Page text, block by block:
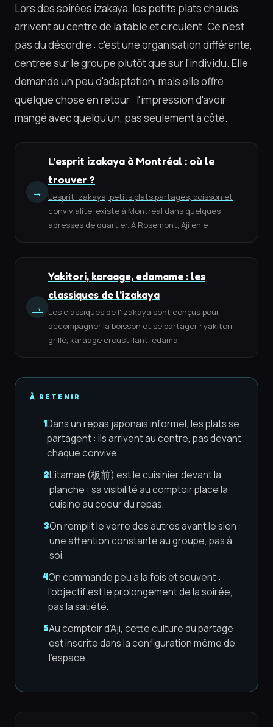
Lors des soirées izakaya, les petits plats chauds
arrivent au centre de la table et circulent. Ce n'est
pas du désordre : c'est une organisation différente,
centrée sur le groupe plutôt que sur l'individu. Elle
demande un peu d'adaptation, mais elle offre
quelque chose en retour : l'impression d'avoir
mangé avec quelqu'un, pas seulement à côté.
→
L'esprit izakaya à Montréal : où le
trouver ?
L'esprit izakaya, petits plats partagés, boisson et
convivialité, existe à Montréal dans quelques
adresses de quartier. À Rosemont, Aji en e
→
Yakitori, karaage, edamame : les
classiques de l'izakaya
Les classiques de l'izakaya sont conçus pour
accompagner la boisson et se partager : yakitori
grillé, karaage croustillant, edama
À RETENIR
1Dans un repas japonais informel, les plats se
partagent : ils arrivent au centre, pas devant
chaque convive.
2L'itamae (板前) est le cuisinier devant la
planche : sa visibilité au comptoir place la
cuisine au coeur du repas.
3On remplit le verre des autres avant le sien :
une attention constante au groupe, pas à
soi.
4On commande peu à la fois et souvent :
l'objectif est le prolongement de la soirée,
pas la satiété.
5Au comptoir d'Aji, cette culture du partage
est inscrite dans la configuration même de
l'espace.